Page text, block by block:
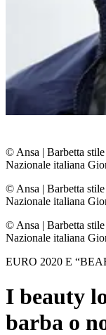
© Ansa | Barbetta
Nazionale italiana
© Ansa | Barbetta
Nazionale italiana
© Ansa | Barbetta
Nazionale italiana
EURO 2020 E
I beauty
barba o